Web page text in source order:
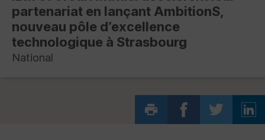
partenariat en lançant AmbitionS,
nouveau pôle d’excellence
technologique à Strasbourg
National